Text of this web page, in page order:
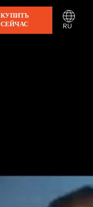
КУПИТЬ
СЕЙЧАС
RU